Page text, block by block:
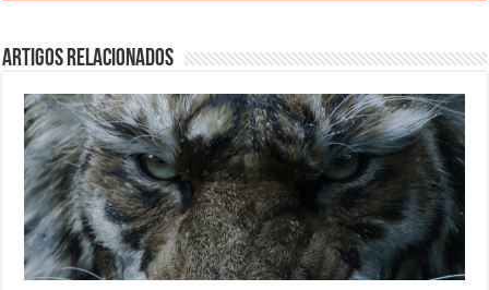
Artigos relacionados